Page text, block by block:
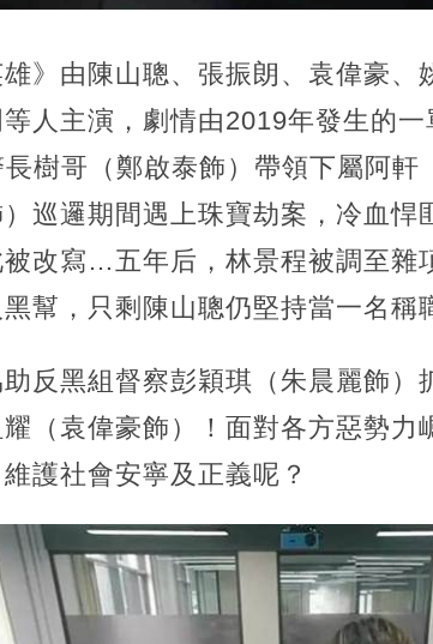
》由陳山聰、張振朗、袁偉豪、
人主演，劇情由2019年發生的
樹哥（鄭啟泰飾）帶領下屬阿軒
巡邏期間遇上珠寶劫案，冷血悍
改寫…五年后，林景程被調至雜
幫，只剩陳山聰仍堅持當一名稱
反黑組督察彭穎琪（朱晨麗飾）
（袁偉豪飾）！面對各方惡勢力
護社會安寧及正義呢？